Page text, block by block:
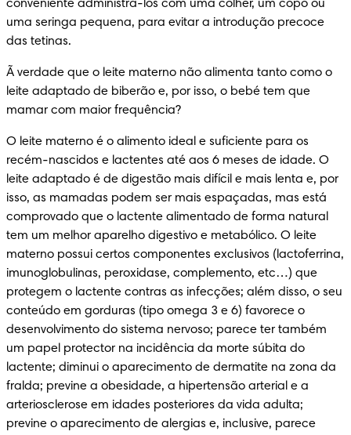
conveniente administrá-los com uma colher, um copo ou
uma seringa pequena, para evitar a introdução precoce
das tetinas.
Ã verdade que o leite materno não alimenta tanto como o
leite adaptado de biberão e, por isso, o bebé tem que
mamar com maior frequência?
O leite materno é o alimento ideal e suficiente para os
recém-nascidos e lactentes até aos 6 meses de idade. O
leite adaptado é de digestão mais difícil e mais lenta e, por
isso, as mamadas podem ser mais espaçadas, mas está
comprovado que o lactente alimentado de forma natural
tem um melhor aparelho digestivo e metabólico. O leite
materno possui certos componentes exclusivos (lactoferrina,
imunoglobulinas, peroxidase, complemento, etc…) que
protegem o lactente contras as infecções; além disso, o seu
conteúdo em gorduras (tipo omega 3 e 6) favorece o
desenvolvimento do sistema nervoso; parece ter também
um papel protector na incidência da morte súbita do
lactente; diminui o aparecimento de dermatite na zona da
fralda; previne a obesidade, a hipertensão arterial e a
arteriosclerose em idades posteriores da vida adulta;
previne o aparecimento de alergias e, inclusive, parece